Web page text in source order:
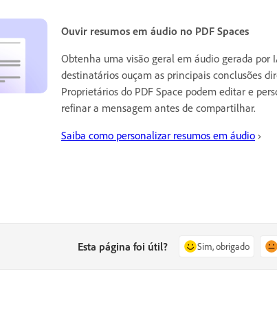
Ouvir resumos em áudio no PDF Spaces
Obtenha uma visão geral em áudio gerada por
destinatários ouçam as principais conclusões
Proprietários do PDF Space podem editar e
refinar a mensagem antes de compartilhar.
Saiba como personalizar resumos em áudio ›
Esta página foi útil? Sim, obrigado